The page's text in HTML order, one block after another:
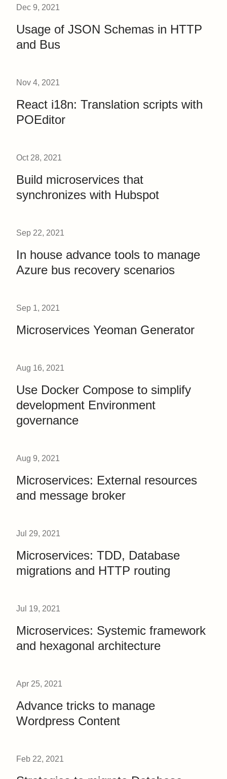
Dec 9, 2021
Usage of JSON Schemas in HTTP
and Bus
Nov 4, 2021
React i18n: Translation scripts with
POEditor
Oct 28, 2021
Build microservices that
synchronizes with Hubspot
Sep 22, 2021
In house advance tools to manage
Azure bus recovery scenarios
Sep 1, 2021
Microservices Yeoman Generator
Aug 16, 2021
Use Docker Compose to simplify
development Environment
governance
Aug 9, 2021
Microservices: External resources
and message broker
Jul 29, 2021
Microservices: TDD, Database
migrations and HTTP routing
Jul 19, 2021
Microservices: Systemic framework
and hexagonal architecture
Apr 25, 2021
Advance tricks to manage
Wordpress Content
Feb 22, 2021